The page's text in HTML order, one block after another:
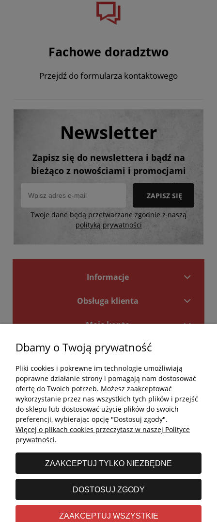
Fachowe doradztwo
Przejdź do formularza kontaktowego
Newsletter
Zapisz się do newslettera i bądź na
bieżąco z nowościami i promocjami
ZAPISZ SIĘ
Twoje dane będą przetwarzane zgodnie z naszą
polityką prywatności
Informacje
Obsługa klienta
Moje konto
Płatności i dostawa
Kontakt
Kontakt
undefined
Godziny otwarcia salonu:
Poniedziałek - Piątek: 11:00 - 19:00
Sobota: 10:00 - 14:00
undefined © 2026 Wszelkie prawa zastrzeżone
Dbamy o Twoją prywatność
Pliki cookies i pokrewne im technologie umożliwiają
poprawne działanie strony i pomagają nam dostosować
ofertę do Twoich potrzeb. Możesz zaakceptować
wykorzystanie przez nas wszystkich tych plików i przejść
do sklepu lub dostosować użycie plików do swoich
preferencji, wybierając opcję "Dostosuj zgody".
Więcej o plikach cookies przeczytasz w naszej Polityce
prywatności.
ZAAKCEPTUJ TYLKO NIEZBĘDNE
DOSTOSUJ ZGODY
ZAAKCEPTUJ WSZYSTKIE